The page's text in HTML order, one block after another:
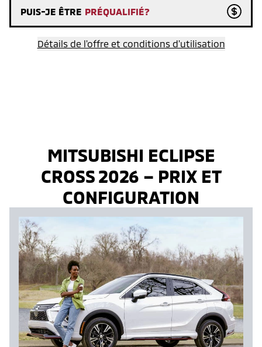
PUIS-JE ÊTRE PRÉQUALIFIÉ?
Détails de l'offre et conditions d'utilisation
MITSUBISHI ECLIPSE
CROSS 2026 – PRIX ET
CONFIGURATION